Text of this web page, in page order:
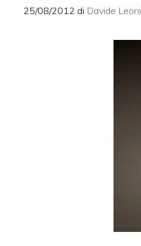
25/08/2012 di Davide Leoni